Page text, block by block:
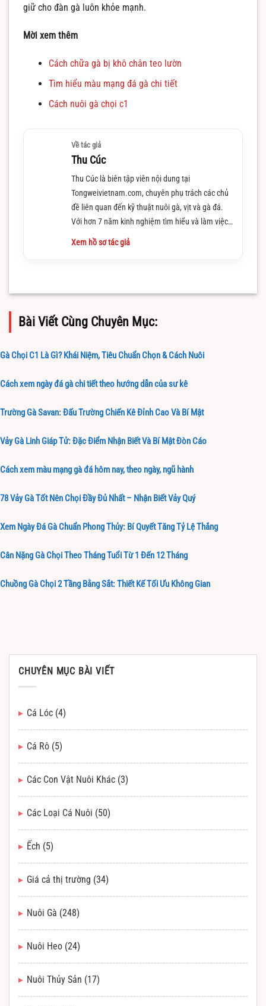
giữ cho đàn gà luôn khỏe mạnh.
Mời xem thêm
Cách chữa gà bị khô chân teo lườn
Tìm hiểu màu mạng đá gà chi tiết
Cách nuôi gà chọi c1
Về tác giả
Thu Cúc
Thu Cúc là biên tập viên nội dung tại
Tongweivietnam.com, chuyên phụ trách các chủ
đề liên quan đến kỹ thuật nuôi gà, vịt và gà đá.
Với hơn 7 năm kinh nghiệm tìm hiểu và làm việc
trong lĩnh vực này
Xem hồ sơ tác giả
Bài Viết Cùng Chuyên Mục:
Gà Chọi C1 Là Gì? Khái Niệm, Tiêu Chuẩn Chọn & Cách Nuôi
Cách xem ngày đá gà chi tiết theo hướng dẫn của sư kê
Trường Gà Savan: Đấu Trường Chiến Kê Đỉnh Cao Và Bí Mật
Vảy Gà Linh Giáp Tử: Đặc Điểm Nhận Biết Và Bí Mật Đòn Cáo
Cách xem màu mạng gà đá hôm nay, theo ngày, ngũ hành
78 Vảy Gà Tốt Nên Chọi Đầy Đủ Nhất – Nhận Biết Vảy Quý
Xem Ngày Đá Gà Chuẩn Phong Thủy: Bí Quyết Tăng Tỷ Lệ Thắng
Cân Nặng Gà Chọi Theo Tháng Tuổi Từ 1 Đến 12 Tháng
Chuồng Gà Chọi 2 Tầng Bằng Sắt: Thiết Kế Tối Ưu Không Gian
CHUYÊN MỤC BÀI VIẾT
Cá Lóc (4)
Cá Rô (5)
Các Con Vật Nuôi Khác (3)
Các Loại Cá Nuôi (50)
Ếch (5)
Giá cả thị trường (34)
Nuôi Gà (248)
Nuôi Heo (24)
Nuôi Thủy Sản (17)